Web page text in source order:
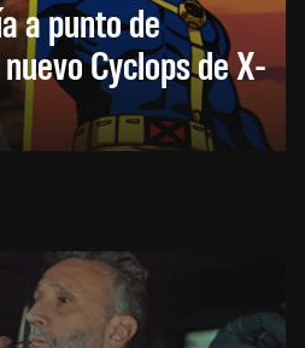
a punto de
Cyclops de X-